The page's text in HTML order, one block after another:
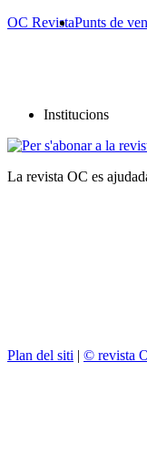
OC RevistaPunts de
Institucions
La revista OC es
Plan del siti | © revista